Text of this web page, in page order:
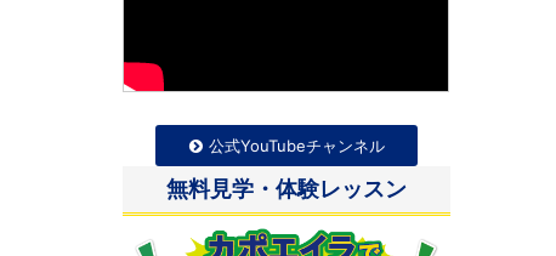
公式YouTubeチャンネル
無料見学・体験レッスン